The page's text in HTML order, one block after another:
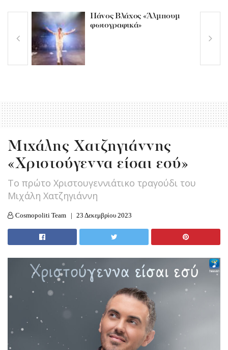
Πάνος Βλάχος «Άλμπουμ
φωτογραφικά»
Μιχάλης Χατζηγιάννης
«Χριστούγεννα είσαι εσύ»
Το πρώτο Χριστουγεννιάτικο τραγούδι του
Μιχάλη Χατζηγιάννη
Cosmopoliti Team 23 Δεκεμβρίου 2023